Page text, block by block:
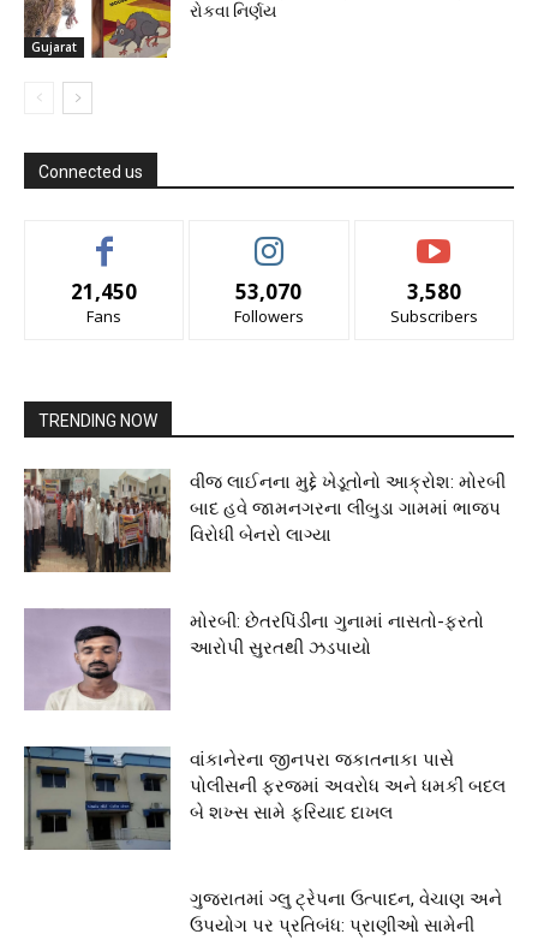
Gujarat
રોકવા નિર્ણય
Connected us
21,450
Fans
53,070
Followers
3,580
Subscribers
TRENDING NOW
વીજ લાઈનના મુદ્દે ખેડૂતોનો આક્રોશ: મોરબી
બાદ હવે જામનગરના લીંબુડા ગામમાં ભાજપ
વિરોધી બેનરો લાગ્યા
મોરબી: છેતરપિંડીના ગુનામાં નાસતો-ફરતો
આરોપી સુરતથી ઝડપાયો
વાંકાનેરના જીનપરા જકાતનાકા પાસે
પોલીસની ફરજમાં અવરોધ અને ધમકી બદલ
બે શખ્સ સામે ફરિયાદ દાખલ
ગુજરાતમાં ગ્લુ ટ્રેપના ઉત્પાદન, વેચાણ અને
ઉપયોગ પર પ્રતિબંધ: પ્રાણીઓ સામેની